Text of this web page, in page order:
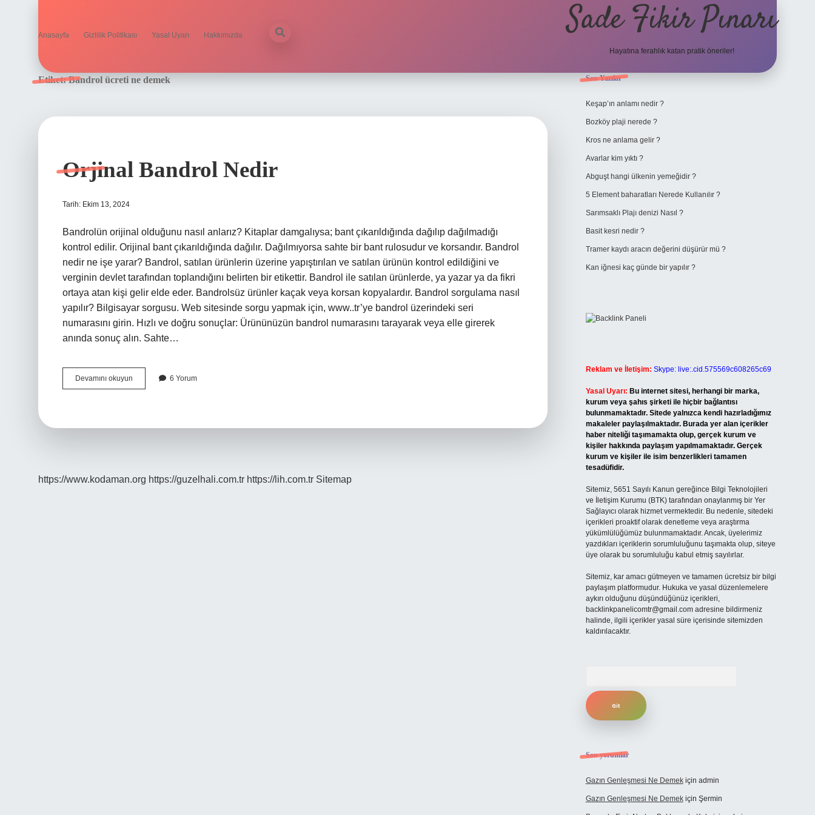
Anasayfa Gizlilik Politikası Yasal Uyarı Hakkımızda Sade Fikir Pınarı
Hayatına ferahlık katan pratik öneriler!
Etiket:Bandrol ücreti ne demek
Orjinal Bandrol Nedir
Tarih: Ekim 13, 2024
Bandrolün orijinal olduğunu nasıl anlarız? Kitaplar damgalıysa; bant çıkarıldığında dağılıp dağılmadığı
kontrol edilir. Orijinal bant çıkarıldığında dağılır. Dağılmıyorsa sahte bir bant rulosudur ve korsandır. Bandrol
nedir ne işe yarar? Bandrol, satılan ürünlerin üzerine yapıştırılan ve satılan ürünün kontrol edildiğini ve
verginin devlet tarafından toplandığını belirten bir etikettir. Bandrol ile satılan ürünlerde, ya yazar ya da fikri
ortaya atan kişi gelir elde eder. Bandrolsüz ürünler kaçak veya korsan kopyalardır. Bandrol sorgulama nasıl
yapılır? Bilgisayar sorgusu. Web sitesinde sorgu yapmak için, www..tr’ye bandrol üzerindeki seri
numarasını girin. Hızlı ve doğru sonuçlar: Ürününüzün bandrol numarasını tarayarak veya elle girerek
anında sonuç alın. Sahte…
Devamını okuyun
Bandrol
6 Yorum
https://www.kodaman.org https://guzelhali.com.tr https://lih.com.tr Sitemap
Sidebar
Son Yazılar
Keşap’ın anlamı nedir ?
Bozköy plaji nerede ?
Kros ne anlama gelir ?
Avarlar kim yıktı ?
Abguşt hangi ülkenin yemeğidir ?
5 Element baharatları Nerede Kullanılır ?
Sarımsaklı Plajı denizi Nasıl ?
Basit kesri nedir ?
Tramer kaydı aracın değerini düşürür mü ?
Kan iğnesi kaç günde bir yapılır ?
Reklam ve İletişim: Skype: live:.cid.575569c608265c69
Yasal Uyarı: Bu internet sitesi, herhangi bir marka,
kurum veya şahıs şirketi ile hiçbir bağlantısı
bulunmamaktadır. Sitede yalnızca kendi hazırladığımız
makaleler paylaşılmaktadır. Burada yer alan içerikler
haber niteliği taşımamakta olup, gerçek kurum ve
kişiler hakkında paylaşım yapılmamaktadır. Gerçek
kurum ve kişiler ile isim benzerlikleri tamamen
tesadüfidir.
Sitemiz, 5651 Sayılı Kanun gereğince Bilgi Teknolojileri
ve İletişim Kurumu (BTK) tarafından onaylanmış bir Yer
Sağlayıcı olarak hizmet vermektedir. Bu nedenle, sitedeki
içerikleri proaktif olarak denetleme veya araştırma
yükümlülüğümüz bulunmamaktadır. Ancak, üyelerimiz
yazdıkları içeriklerin sorumluluğunu taşımakta olup, siteye
üye olarak bu sorumluluğu kabul etmiş sayılırlar.
Sitemiz, kar amacı gütmeyen ve tamamen ücretsiz bir bilgi
paylaşım platformudur. Hukuka ve yasal düzenlemelere
aykırı olduğunu düşündüğünüz içerikleri,
backlinkpanelicomtr@gmail.comadresine bildirmeniz
halinde, ilgili içerikler yasal süre içerisinde sitemizden
kaldırılacaktır.
Son yorumlar
Gazın Genleşmesi Ne Demekiçin admin
Gazın Genleşmesi Ne Demekiçin Şermin